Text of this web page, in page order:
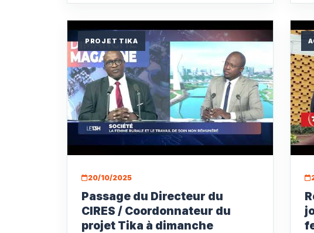
PROJET TIKA
20/10/2025
Passage du Directeur du
CIRES / Coordonnateur du
projet Tika à dimanche